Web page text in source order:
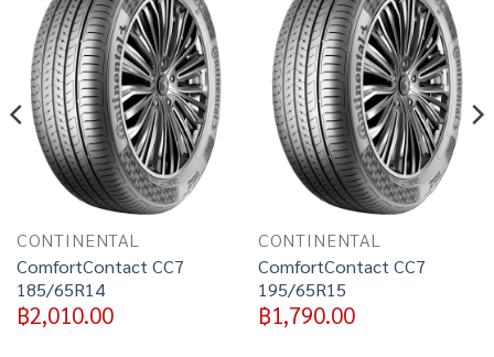
Add to
wishlist
CONTINENTAL
ComfortContact CC7
185/65R14
฿2,010.00
Add to
wishlist
CONTINENTAL
ComfortContact CC7
195/65R15
฿1,790.00